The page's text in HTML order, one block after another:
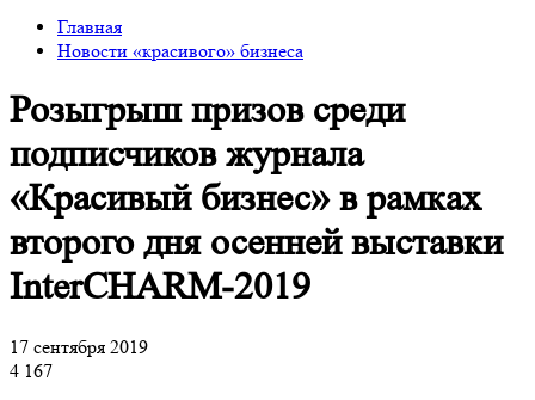
Главная
Новости «красивого» бизнеса
Розыгрыш призов среди
подписчиков журнала
«Красивый бизнес» в рамках
второго дня осенней выставки
InterCHARM-2019
17 сентября 2019
4 167